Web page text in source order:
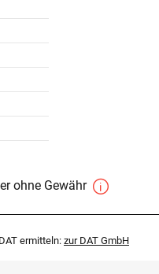
ohne Gewähr
ermitteln:zur DAT GmbH